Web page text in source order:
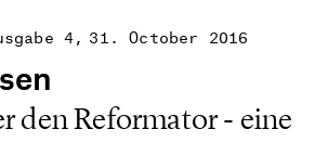
31. October 2016
4
den Reformator - eine